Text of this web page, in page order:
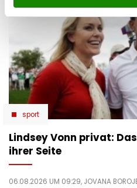
sport
Lindsey Vonn privat:
ihrer Seite
06.08.2026 UM 09:29, JOVANA